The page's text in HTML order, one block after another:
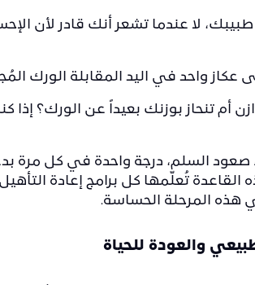
طبيبك، لا عندما تشعر أنك قادر لأن
واحد في اليد المقابلة الورك
أم تنحاز بوزنك بعيداً عن الورك؟ إذا
السلم، درجة واحدة في كل مرة بدعم
القاعدة تُعلّمها كل برامج إعادة
هذه المرحلة الحساسة.
والعودة للحياة